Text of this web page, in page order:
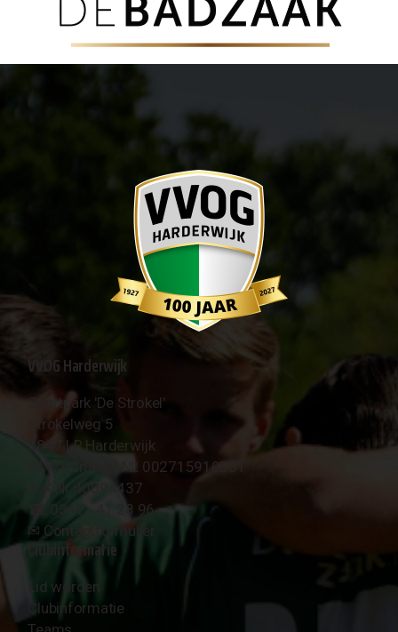
VVOG Harderwijk
Sportpark 'De Strokel'
Strokelweg 5
3847 LR Harderwijk
BTW Nummer NL 002715910B01
KvK Nr 40094437
☎︎ 0341 - 41 28 96
✉︎ Contactformulier
Clubinformatie
Lid worden
Clubinformatie